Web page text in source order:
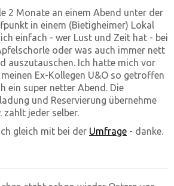
2 Monate an einem Abend unter der
in einem (Bietigheimer) Lokal
einfach - wer Lust und Zeit hat - bei
oder was auch immer nett
auszutauschen. Ich hatte mich vor
Ex-Kollegen U&O so getroffen
ein super netter Abend. Die
und Reservierung übernehme
zahlt jeder selber.
gleich mit bei der Umfrage - danke.